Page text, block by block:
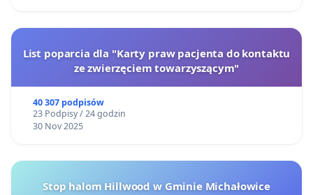
List poparcia dla "Karty praw pacjenta do kontaktu
ze zwierzęciem towarzyszącym"
40 307 podpisów
23 Podpisy / 24 godzin
30 Nov 2025
Stop halom Hillwood w Gminie Michałowice